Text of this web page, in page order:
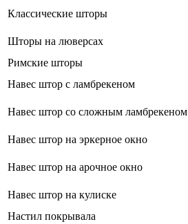
Классические шторы
Шторы на люверсах
Римские шторы
Навес штор с ламбрекеном
Навес штор со сложным ламбрекеном
Навес штор на эркерное окно
Навес штор на арочное окно
Навес штор на кулиске
Настил покрывала